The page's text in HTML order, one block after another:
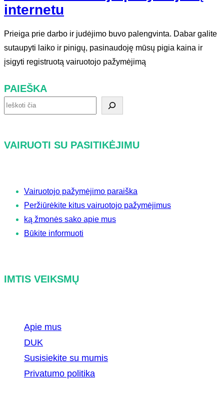
internetu
Prieiga prie darbo ir judėjimo buvo palengvinta. Dabar galite
sutaupyti laiko ir pinigų, pasinaudoję mūsų pigia kaina ir
įsigyti registruotą vairuotojo pažymėjimą
PAIEŠKA
P
e
VAIRUOTI SU PASITIKĖJIMU
Vairuotojo pažymėjimo paraiška
Peržiūrėkite kitus vairuotojo pažymėjimus
ką žmonės sako apie mus
Būkite informuoti
IMTIS VEIKSMŲ
Apie mus
DUK
Susisiekite su mumis
Privatumo politika